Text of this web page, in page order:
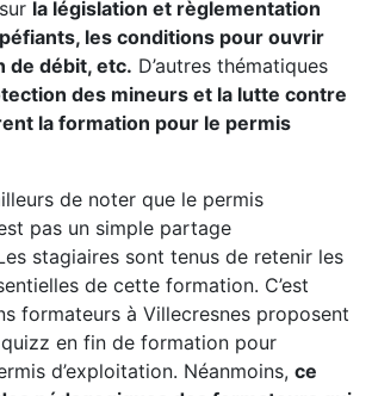
la législation et règlementation
les conditions pour ouvrir
de débit, etc. D’autres thématiques
des mineurs et la lutte contre
la formation pour le permis
de noter que le permis
pas un simple partage
stagiaires sont tenus de retenir les
de cette formation. C’est
formateurs à Villecresnes proposent
en fin de formation pour
d’exploitation. Néanmoins, ce